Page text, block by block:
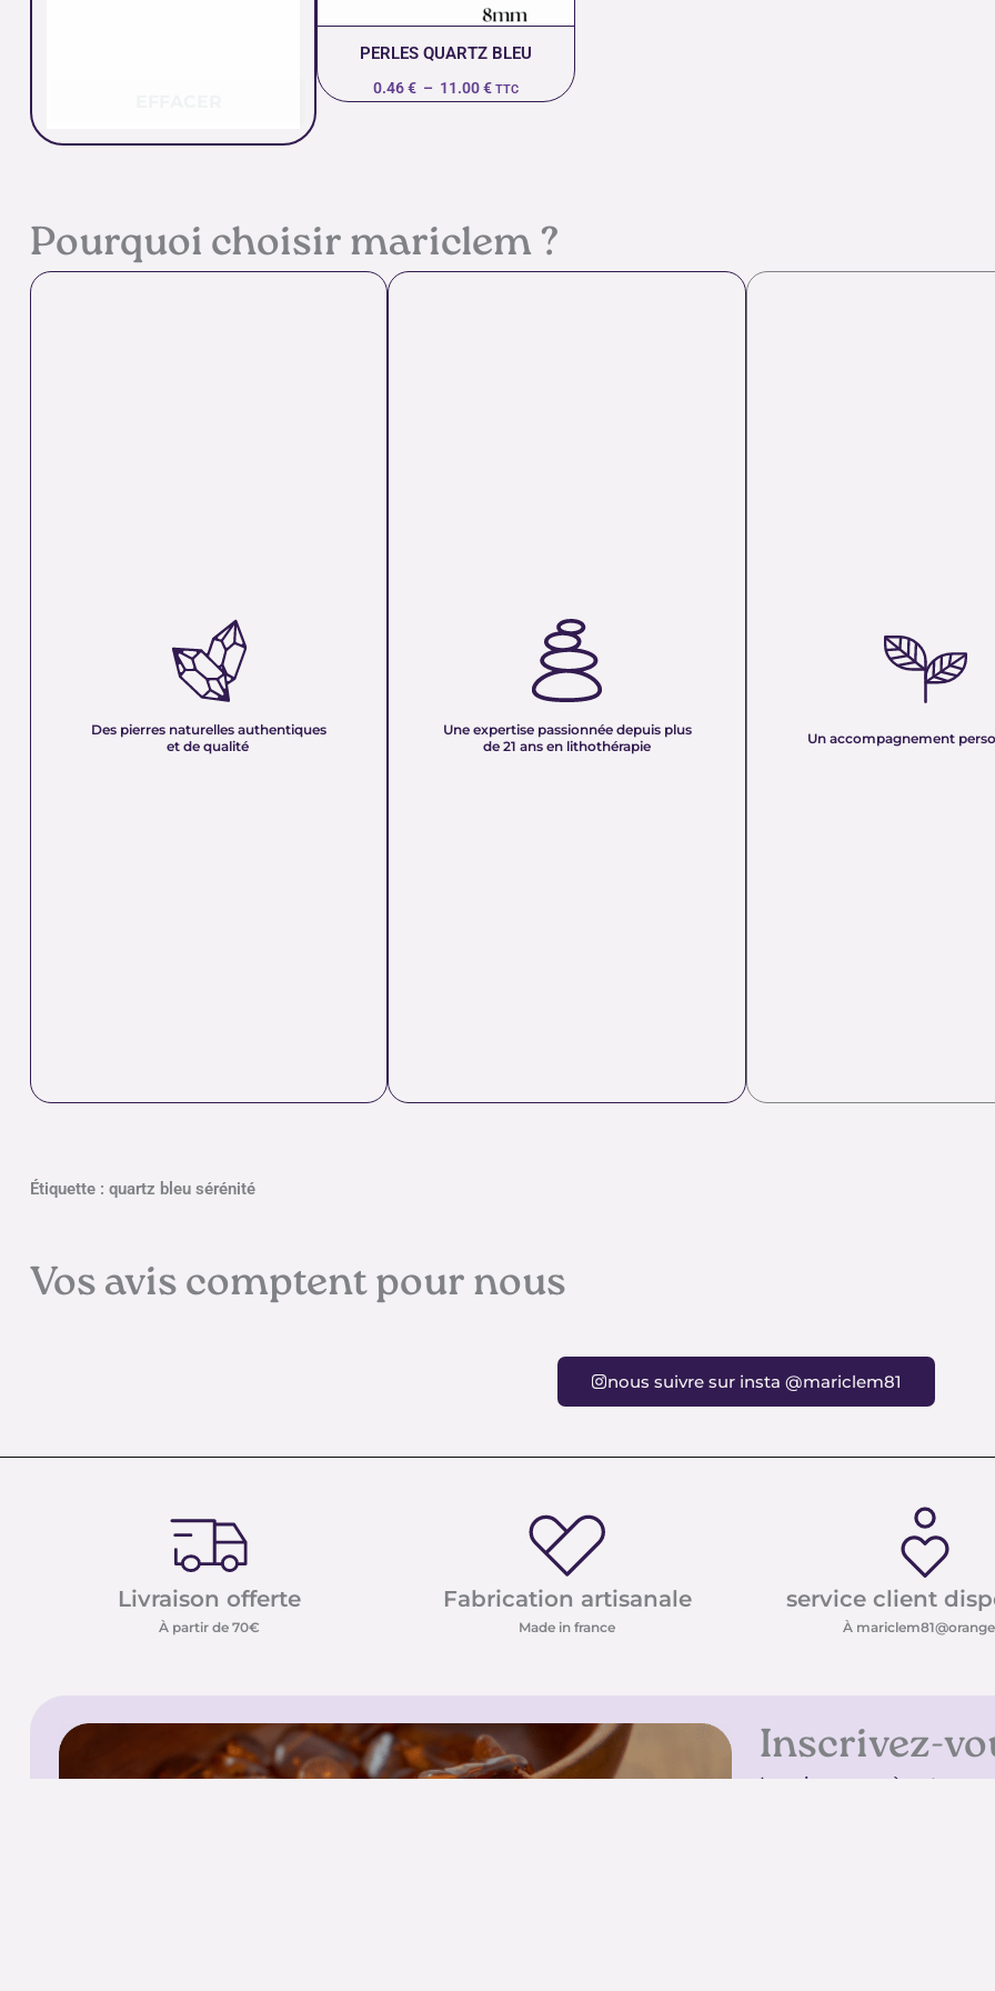
PERLES QUARTZ BLEU
0.46€ – 11.00€ TTC
Pourquoi choisir mariclem ?
Des pierres naturelles authentiques
et de qualité
AUTHENTIQUES ET DE QUALITÉ :
Nous sélectionnons rigoureusement nos
minéraux pour vous offrir des pierres 100 %
pure. Chaque cristal est choisi pour sa beauté, sa
vibration et son authenticité afin de vous garantir
Une expertise passionnée depuis plus
de 21 ans en lithothérapie
PLUS DE 21 ANS EN LITHOTHÉRAPIE :
Forte d’une expérience de plus de deux
décennies, notre équipe vous partage son savoir
mettons nos connaissances en lithothérapie à
votre service pour vous accompagner dans votre
Un accompagnement
Nous sélectionnons
minéraux pour vous offrir des
naturelles, non traitées et chargées
vibration et son authenticité afin
un produit à la hauteur de vos
Étiquette : quartz bleu sérénité
Vos avis comptent pour nous
nous suivre sur insta @mariclem81
Livraison offerte
À partir de 70€
Fabrication artisanale
Made in france
service client
À
Inscrivez-
Inscrivez-vous à notre